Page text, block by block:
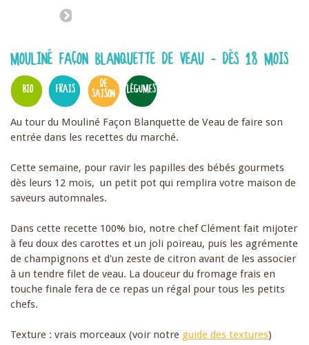
MOULINÉ FAÇON BLANQUETTE DE VEAU - DÈS 18 MOIS
BIO FRAIS
DE
SAISON
LÉGUMES
Au tour du Mouliné Façon Blanquette de Veau de faire son
entrée dans les recettes du marché.
Cette semaine, pour ravir les papilles des bébés gourmets
dès leurs 12 mois, un petit pot qui remplira votre maison de
saveurs automnales.
Dans cette recette 100% bio, notre chef Clément fait mijoter
à feu doux des carottes et un joli poireau, puis les agrémente
de champignons et d'un zeste de citron avant de les associer
à un tendre filet de veau. La douceur du fromage frais en
touche finale fera de ce repas un régal pour tous les petits
chefs.
Texture : vrais morceaux (voir notre guide des textures)